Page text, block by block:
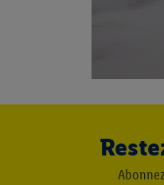
uniquement l’utilisation
pour toutes les finalités
données et votre droit de